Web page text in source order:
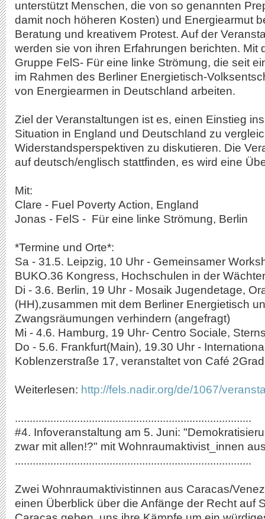
unterstützt Menschen, die von so genannten
damit noch höheren Kosten) und Energiearmut
Beratung und kreativem Protest. Auf der
werden sie von ihren Erfahrungen berichten. Mit
Gruppe FelS- Für eine linke Strömung, die seit
im Rahmen des Berliner Energietisch-
von Energiearmen in Deutschland arbeiten.
Ziel der Veranstaltungen ist es, einen Einstieg
Situation in England und Deutschland zu
Widerstandsperspektiven zu diskutieren. Die
auf deutsch/englisch stattfinden, es wird eine
Mit:
Clare - Fuel Poverty Action, England
Jonas - FelS - Für eine linke Strömung, Berlin
*Termine und Orte*:
Sa - 31.5. Leipzig, 10 Uhr - Gemeinsamer
BUKO.36 Kongress, Hochschulen in der
Di - 3.6. Berlin, 19 Uhr - Mosaik Jugendetage,
(HH),zusammen mit dem Berliner Energietisch
Zwangsräumungen verhindern (angefragt)
Mi - 4.6. Hamburg, 19 Uhr- Centro Sociale,
Do - 5.6. Frankfurt(Main), 19.30 Uhr -
Koblenzerstraße 17, veranstaltet von Café
Weiterlesen: http://fels.nadir.org/de/1067/
................................................................................
#4. Infoveranstaltung am 5. Juni:
zwar mit allen!?" mit Wohnraumaktivist_innen
................................................................................
Zwei Wohnraumaktivistinnen aus Caracas/
einen Überblick über die Anfänge der Recht auf